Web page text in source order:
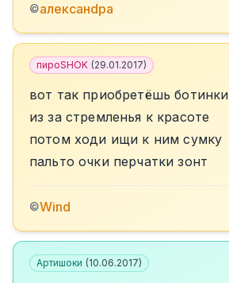
©алексанdра
пироSHOK (29.01.2017)
вот так приобретёшь ботинки
из за стремленья к красоте
потом ходи ищи к ним сумку
пальто очки перчатки зонт
©Wind
Артишоки (10.06.2017)